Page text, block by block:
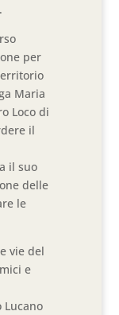
per
Maria
Loco di
il
il suo
delle
le
vie del
e
Lucano